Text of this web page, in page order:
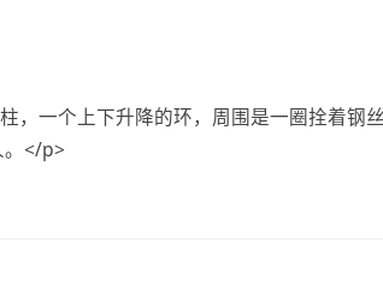
，一个上下升降的环，周围是一圈拴着钢
。</p>